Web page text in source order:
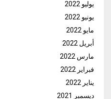
يوليو 2022
يونيو 2022
مايو 2022
أبريل 2022
مارس 2022
فبراير 2022
يناير 2022
ديسمبر 2021